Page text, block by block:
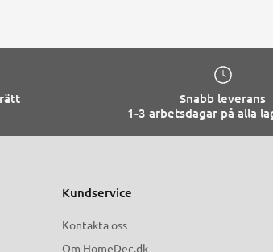
Snabb leverans
1-3 arbetsdagar på alla
Kundservice
Kontakta oss
Om HomeDec.dk